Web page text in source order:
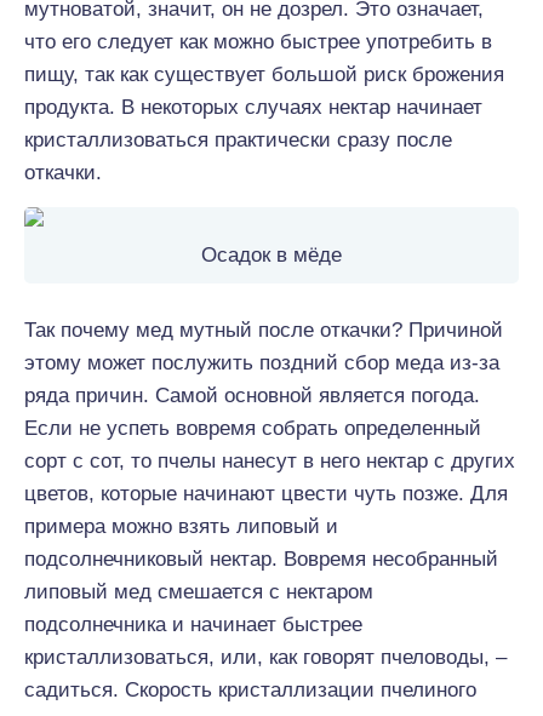
мутноватой, значит, он не дозрел. Это означает,
что его следует как можно быстрее употребить в
пищу, так как существует большой риск брожения
продукта. В некоторых случаях нектар начинает
кристаллизоваться практически сразу после
откачки.
Осадок в мёде
Так почему мед мутный после откачки? Причиной
этому может послужить поздний сбор меда из-за
ряда причин. Самой основной является погода.
Если не успеть вовремя собрать определенный
сорт с сот, то пчелы нанесут в него нектар с других
цветов, которые начинают цвести чуть позже. Для
примера можно взять липовый и
подсолнечниковый нектар. Вовремя несобранный
липовый мед смешается с нектаром
подсолнечника и начинает быстрее
кристаллизоваться, или, как говорят пчеловоды, –
садиться. Скорость кристаллизации пчелиного